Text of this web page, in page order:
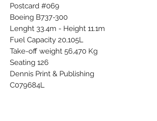
Postcard #069
Boeing B737-300
Lenght 33.4m - Height 11.1m
Fuel Capacity 20,105L
Take-off weight 56,470 Kg
Seating 126
Dennis Print & Publishing
C079684L